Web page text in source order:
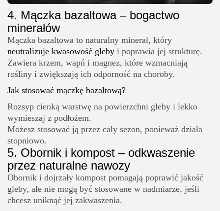
4. Mączka bazaltowa – bogactwo
minerałów
Mączka bazaltowa to naturalny minerał, który
neutralizuje kwasowość gleby i poprawia jej strukturę.
Zawiera krzem, wapń i magnez, które wzmacniają
rośliny i zwiększają ich odporność na choroby.
Jak stosować mączkę bazaltową?
Rozsyp cienką warstwę na powierzchni gleby i lekko
wymieszaj z podłożem.
Możesz stosować ją przez cały sezon, ponieważ działa
stopniowo.
5. Obornik i kompost – odkwaszenie
przez naturalne nawozy
Obornik i dojrzały kompost pomagają poprawić jakość
gleby, ale nie mogą być stosowane w nadmiarze, jeśli
chcesz uniknąć jej zakwaszenia.